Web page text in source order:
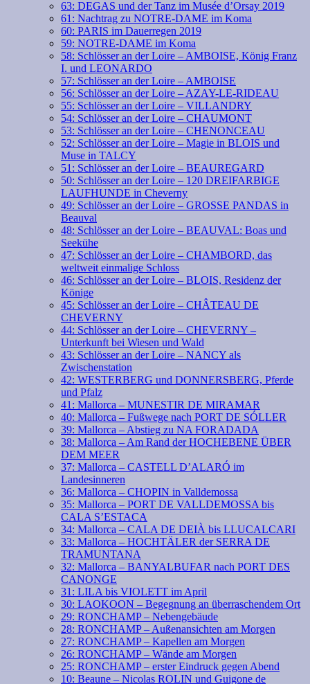
63: DEGAS und der Tanz im Musée d’Orsay 2019
61: Nachtrag zu NOTRE-DAME im Koma
60: PARIS im Dauerregen 2019
59: NOTRE-DAME im Koma
58: Schlösser an der Loire – AMBOISE, König Franz
I. und LEONARDO
57: Schlösser an der Loire – AMBOISE
56: Schlösser an der Loire – AZAY-LE-RIDEAU
55: Schlösser an der Loire – VILLANDRY
54: Schlösser an der Loire – CHAUMONT
53: Schlösser an der Loire – CHENONCEAU
52: Schlösser an der Loire – Magie in BLOIS und
Muse in TALCY
51: Schlösser an der Loire – BEAUREGARD
50: Schlösser an der Loire – 120 DREIFARBIGE
LAUFHUNDE in Cheverny
49: Schlösser an der Loire – GROSSE PANDAS in
Beauval
48: Schlösser an der Loire – BEAUVAL: Boas und
Seekühe
47: Schlösser an der Loire – CHAMBORD, das
weltweit einmalige Schloss
46: Schlösser an der Loire – BLOIS, Residenz der
Könige
45: Schlösser an der Loire – CHÂTEAU DE
CHEVERNY
44: Schlösser an der Loire – CHEVERNY –
Unterkunft bei Wiesen und Wald
43: Schlösser an der Loire – NANCY als
Zwischenstation
42: WESTERBERG und DONNERSBERG, Pferde
und Pfalz
41: Mallorca – MUNESTIR DE MIRAMAR
40: Mallorca – Fußwege nach PORT DE SÓLLER
39: Mallorca – Abstieg zu NA FORADADA
38: Mallorca – Am Rand der HOCHEBENE ÜBER
DEM MEER
37: Mallorca – CASTELL D’ALARÓ im
Landesinneren
36: Mallorca – CHOPIN in Valldemossa
35: Mallorca – PORT DE VALLDEMOSSA bis
CALA S’ESTACA
34: Mallorca – CALA DE DEIÀ bis LLUCALCARI
33: Mallorca – HOCHTÄLER der SERRA DE
TRAMUNTANA
32: Mallorca – BANYALBUFAR nach PORT DES
CANONGE
31: LILA bis VIOLETT im April
30: LAOKOON – Begegnung an überraschendem Ort
29: RONCHAMP – Nebengebäude
28: RONCHAMP – Außenansichten am Morgen
27: RONCHAMP – Kapellen am Morgen
26: RONCHAMP – Wände am Morgen
25: RONCHAMP – erster Eindruck gegen Abend
10: Beaune – Nicolas ROLIN und Guigone de